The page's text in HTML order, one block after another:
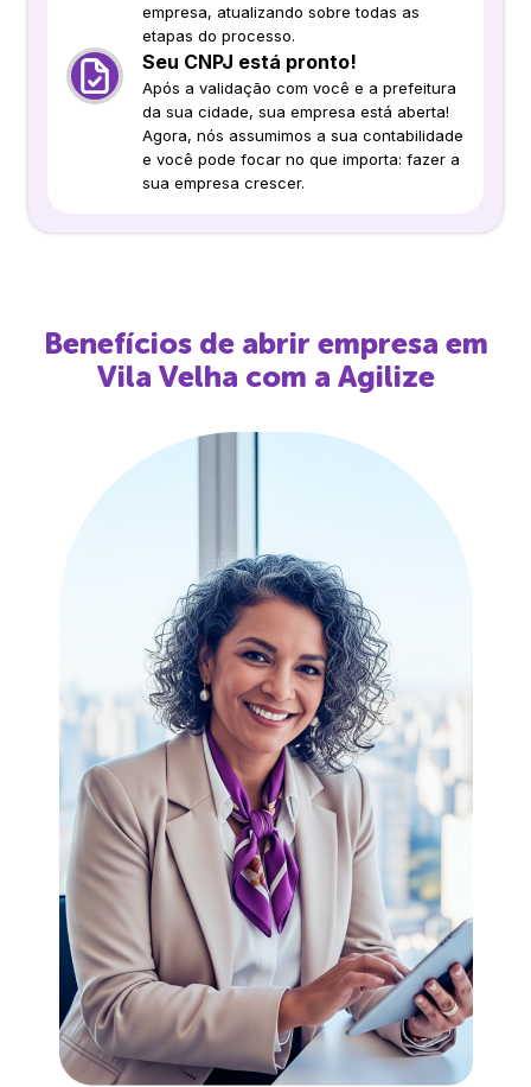
empresa, atualizando sobre todas as
etapas do processo.
Seu CNPJ está pronto!
Após a validação com você e a prefeitura
da sua cidade, sua empresa está aberta!
Agora, nós assumimos a sua contabilidade
e você pode focar no que importa: fazer a
sua empresa crescer.
Benefícios de abrir empresa em
Vila Velha com a Agilize